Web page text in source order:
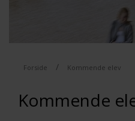
Forside / Kommende elev
Kommende